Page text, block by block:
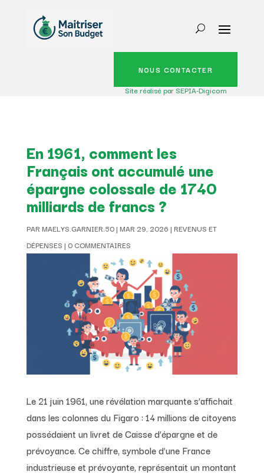
NOUS CONTACTER
Site réalisé par SEPIA-Digicom
En 1961, comment les
Français ont accumulé une
épargne colossale de 1740
milliards de francs ?
PARMAELYS.GARNIER.50| MAR 29, 2026 | REVENUS ET
DÉPENSES | 0 COMMENTAIRES
Le 21 juin 1961, une révélation marquante s’affichait
dans les colonnes du Figaro : 14 millions de citoyens
possédaient un livret de Caisse d’épargne et de
prévoyance. Ce chiffre, symbole d’une France
industrieuse et prévoyante, représentait un montant